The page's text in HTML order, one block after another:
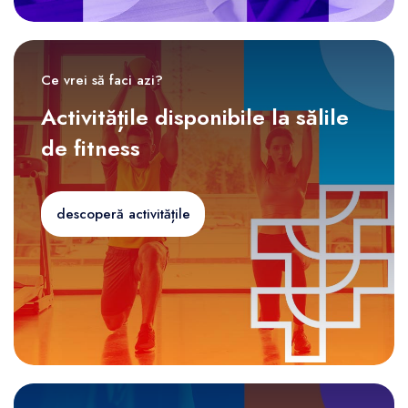
Ce vrei să faci azi?
Activitățile disponibile la sălile
de fitness
descoperă activitățile